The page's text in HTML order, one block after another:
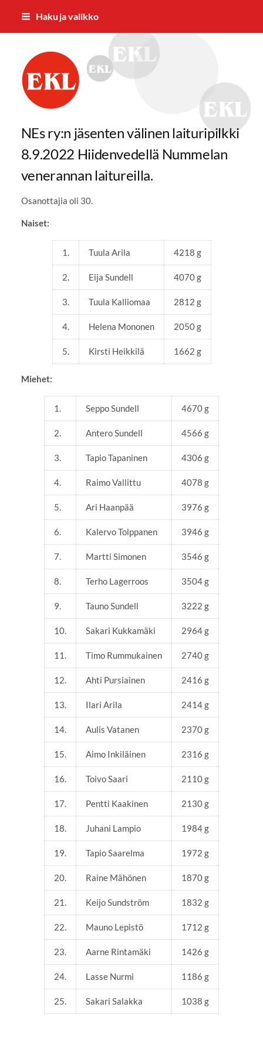
Siirry
Haku ja valikko
Nummelan Eläkkeensaajat ry
NEs ry:n jäsenten välinen laituripilkki
8.9.2022 Hiidenvedellä Nummelan
venerannan laitureilla.
Osanottajia oli 30.
Naiset:
1. Tuula Arila 4218 g
2. Eija Sundell 4070 g
3. Tuula Kalliomaa 2812 g
4. Helena Mononen 2050 g
5. Kirsti Heikkilä 1662 g
Miehet:
1. Seppo Sundell 4670 g
2. Antero Sundell 4566 g
3. Tapio Tapaninen 4306 g
4. Raimo Vallittu 4078 g
5. Ari Haanpää 3976 g
6. Kalervo Tolppanen 3946 g
7. Martti Simonen 3546 g
8. Terho Lagerroos 3504 g
9. Tauno Sundell 3222 g
10. Sakari Kukkamäki 2964 g
11. Timo Rummukainen 2740 g
12. Ahti Pursiainen 2416 g
13. Ilari Arila 2414 g
14. Aulis Vatanen 2370 g
15. Aimo Inkiläinen 2316 g
16. Toivo Saari 2110 g
17. Pentti Kaakinen 2130 g
18. Juhani Lampio 1984 g
19. Tapio Saarelma 1972 g
20. Raine Mähönen 1870 g
21. Keijo Sundström 1832 g
22. Mauno Lepistö 1712 g
23. Aarne Rintamäki 1426 g
24. Lasse Nurmi 1186 g
25. Sakari Salakka 1038 g